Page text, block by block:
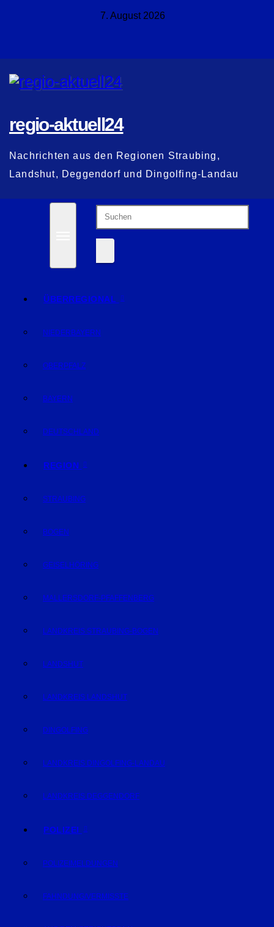
7. August 2026
regio-aktuell24
Nachrichten aus den Regionen Straubing,
Landshut, Deggendorf und Dingolfing-Landau
ÜBERREGIONAL
NIEDERBAYERN
OBERPFALZ
BAYERN
DEUTSCHLAND
REGION
STRAUBING
BOGEN
GEISELHÖRING
MALLERSDORF-PFAFFENBERG
LANDKREIS STRAUBING-BOGEN
LANDSHUT
LANDKREIS LANDSHUT
DINGOLFING
LANDKREIS DINGOLFING-LANDAU
LANDKREIS DEGGENDORF
POLIZEI
POLIZEIMELDUNGEN
FAHNDUNG/VERMISSTE